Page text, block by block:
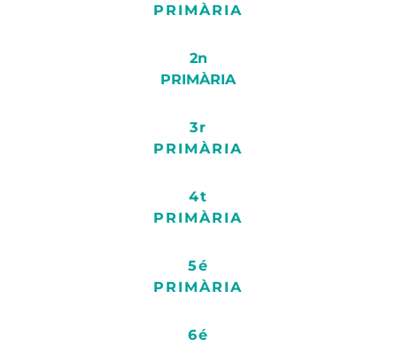
PRIMÀRIA
2n
PRIMÀRIA
3r
PRIMÀRIA
4t
PRIMÀRIA
5é
PRIMÀRIA
6é